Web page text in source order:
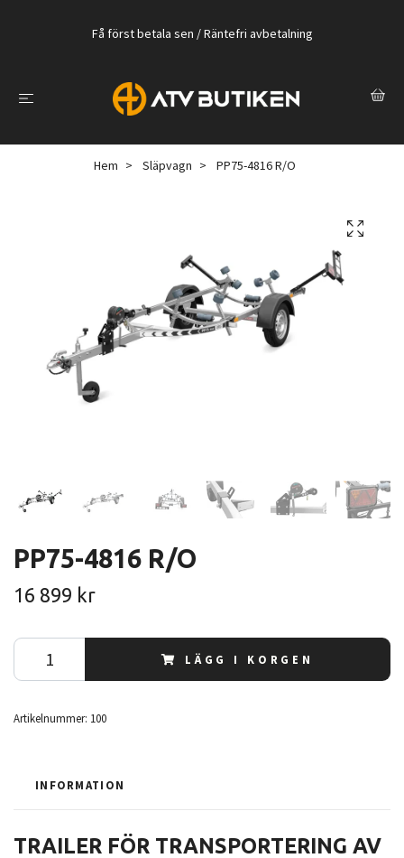
Få först betala sen / Räntefri avbetalning
Hem Släpvagn PP75-4816 R/O
PP75-4816 R/O
16 899 kr
LÄGG I KORGEN
Artikelnummer: 100
INFORMATION
TRAILER FÖR TRANSPORTERING AV